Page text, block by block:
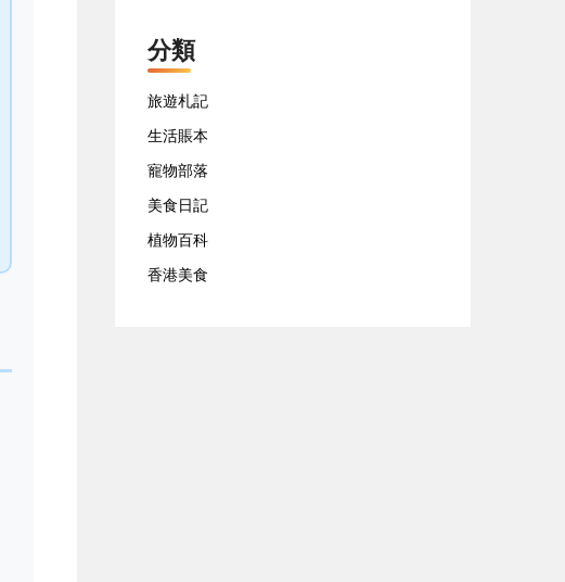
分類
旅遊札記
生活賬本
寵物部落
美食日記
植物百科
香港美食